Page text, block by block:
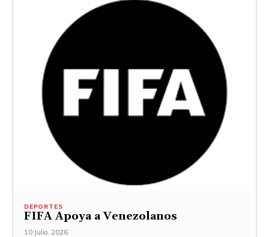
DEPORTES
FIFA Apoya a Venezolanos
10 Julio, 2026